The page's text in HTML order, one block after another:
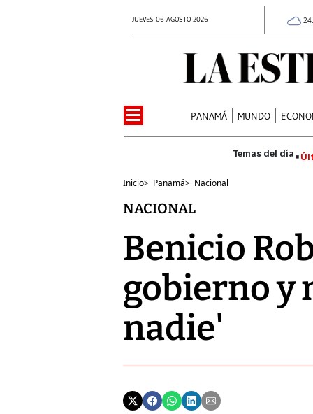
JUEVES 06 AGOSTO 2026
PANAMÁ MUNDO
Inicio> Panamá> Nacional
NACIONAL
Benicio
gobierno y
nadie'